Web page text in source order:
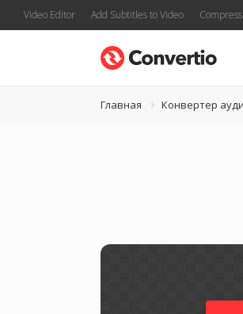
Video Editor Add Subtitles to Video
Главная Конвертер